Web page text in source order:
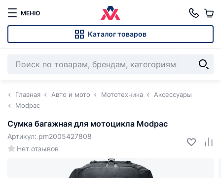
МЕНЮ
Каталог товаров
Главная Авто и мото Мототехника
Аксессуары
Modpac
Сумка багажная для мотоцикла Modpac
Нет отзывов
Артикул: pm2005427808